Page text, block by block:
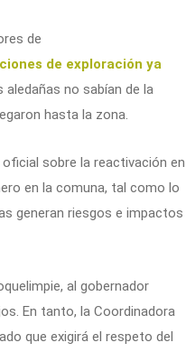
de
de exploración ya
no sabían de la
hasta la zona.
sobre la reactivación en
en la comuna, tal como lo
generan riesgos e impactos
al gobernador
En tanto, la Coordinadora
que exigirá el respeto del